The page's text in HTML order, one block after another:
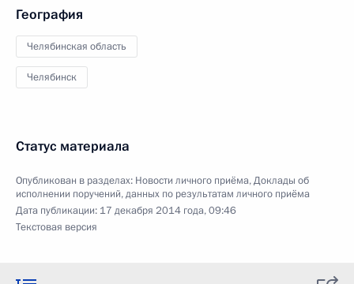
География
Челябинская область
Челябинск
Статус материала
Опубликован в разделах: Новости личного приёма,Доклады об
исполнении поручений, данных по результатам личного приёма
Дата публикации: 17 декабря 2014 года, 09:46
Текстовая версия